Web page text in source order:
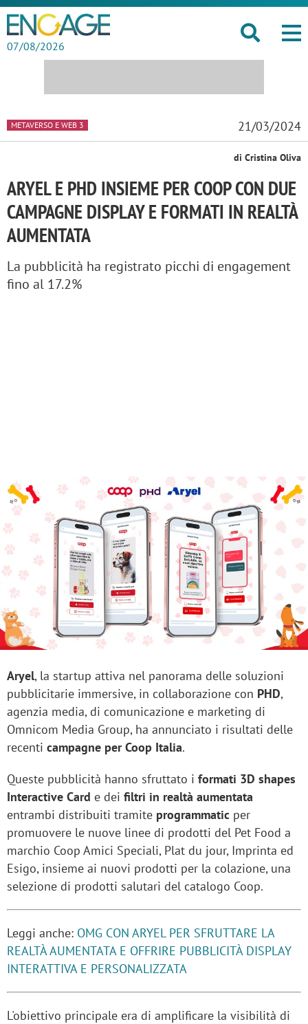
07/08/2026
METAVERSO E WEB 3 21/03/2024
di Cristina Oliva
ARYEL E PHD INSIEME PER COOP CON DUE
CAMPAGNE DISPLAY E FORMATI IN REALTÀ
AUMENTATA
La pubblicità ha registrato picchi di engagement
fino al 17.2%
Aryel, la startup attiva nel panorama delle soluzioni
pubblicitarie immersive, in collaborazione con PHD,
agenzia media, di comunicazione e marketing di
Omnicom Media Group, ha annunciato i risultati delle
recenti campagne per Coop Italia.
Queste pubblicità hanno sfruttato i formati 3D shapes
Interactive Card e dei filtri in realtà aumentata
entrambi distribuiti tramite programmatic per
promuovere le nuove linee di prodotti del Pet Food a
marchio Coop Amici Speciali, Plat du jour, Imprinta ed
Esigo, insieme ai nuovi prodotti per la colazione, una
selezione di prodotti salutari del catalogo Coop.
Leggi anche: OMG CON ARYEL PER SFRUTTARE LA
REALTÀ AUMENTATA E OFFRIRE PUBBLICITÀ DISPLAY
INTERATTIVA E PERSONALIZZATA
L'obiettivo principale era di amplificare la visibilità di